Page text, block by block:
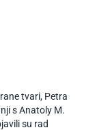
tvari, Petra
s Anatoly M.
su rad